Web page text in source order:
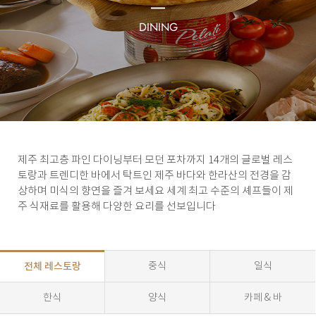
DINING
제주 최고층 파인 다이닝부터 모던 포차까지 14개의 글로벌 레스
토랑과 트렌디한 바에서 탁트인 제주 바다와 한라산의 전경을 감
상하며 미식의 향연을 즐겨 보세요 세계 최고 수준의 셰프들이 제
주 식재료를 활용해 다양한 요리를 선보입니다
전체 레스토랑​ 중식 일식
한식 양식 카페 & 바